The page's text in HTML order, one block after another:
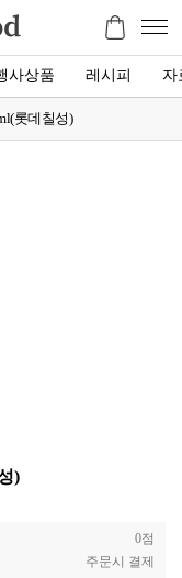
사상품 레시피 자
롯데칠성)
)
0점
주문시 결제